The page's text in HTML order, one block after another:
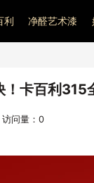
利 净醛艺术漆
！卡百利315
问量： 0